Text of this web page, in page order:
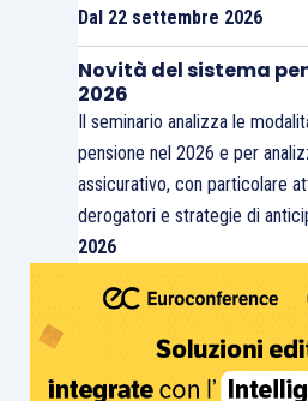
Dal 22 settembre 2026
Novità del sistema
2026
Il seminario analizza le
pensione nel 2026 e per
assicurativo, con particolare
derogatori e strategie di
2026